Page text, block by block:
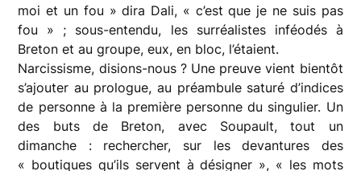
moi et un fou » dira Dali, « c’est que je ne suis pas
fou » ; sous-entendu, les surréalistes inféodés à
Breton et au groupe, eux, en bloc, l’étaient.
Narcissisme, disions-nous ? Une preuve vient bientôt
s’ajouter au prologue, au préambule saturé d’indices
de personne à la première personne du singulier. Un
des buts de Breton, avec Soupault, tout un
dimanche : rechercher, sur les devantures des
« boutiques qu’ils servent à désigner », « les mots